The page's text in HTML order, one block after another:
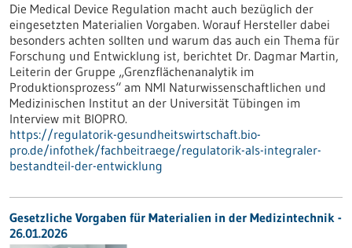
Die Medical Device Regulation macht auch bezüglich der
eingesetzten Materialien Vorgaben. Worauf Hersteller dabei
besonders achten sollten und warum das auch ein Thema für
Forschung und Entwicklung ist, berichtet Dr. Dagmar Martin,
Leiterin der Gruppe „Grenzflächenanalytik im
Produktionsprozess“ am NMI Naturwissenschaftlichen und
Medizinischen Institut an der Universität Tübingen im
Interview mit BIOPRO.
https://regulatorik-gesundheitswirtschaft.bio-
pro.de/infothek/fachbeitraege/regulatorik-als-integraler-
bestandteil-der-entwicklung
Gesetzliche Vorgaben für Materialien in der Medizintechnik -
26.01.2026